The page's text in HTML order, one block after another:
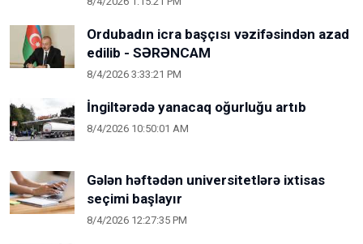
Ordubadın icra başçısı vəzifəsindən azad
edilib - SƏRƏNCAM
8/4/2026 3:33:21 PM
İngiltərədə yanacaq oğurluğu artıb
8/4/2026 10:50:01 AM
Gələn həftədən universitetlərə ixtisas
seçimi başlayır
8/4/2026 12:27:35 PM